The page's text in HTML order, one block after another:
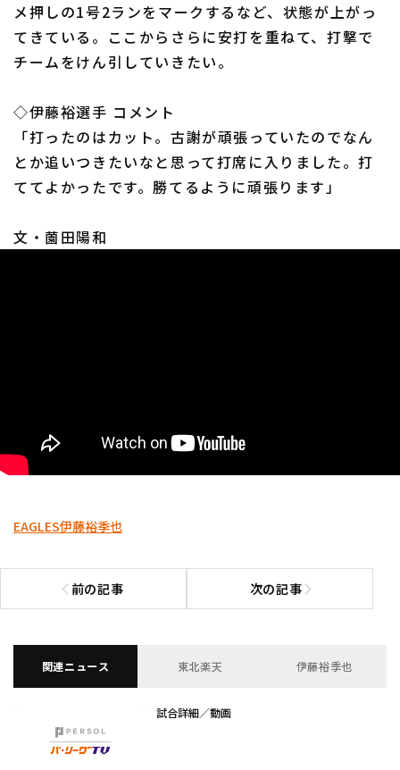
利用規約 プライバシーポリシー
特定商取引法の表示 アルバイト募集（別ウィンドウで開く
メ押しの1号2ランをマークするなど、状態が上がっ
てきている。ここからさらに安打を重ねて、打撃で
チームをけん引していきたい。
◇伊藤裕選手 コメント
「打ったのはカット。古謝が頑張っていたのでなん
とか追いつきたいなと思って打席に入りました。打
ててよかったです。勝てるように頑張ります」
文・薗田陽和
EAGLES伊藤裕季也
前の記事
前の記事へ 次の記事次の記事へ
関連ニュース 東北楽天 伊藤裕季也
試合詳細／動画